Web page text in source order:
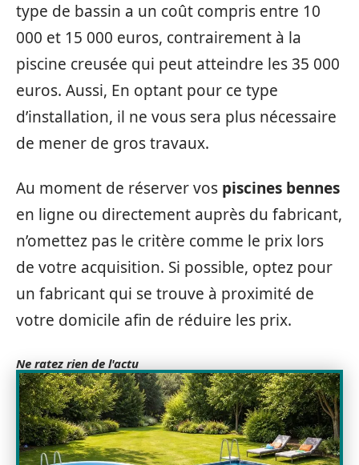
type de bassin a un coût compris entre 10
000 et 15 000 euros, contrairement à la
piscine creusée qui peut atteindre les 35 000
euros. Aussi, En optant pour ce type
d’installation, il ne vous sera plus nécessaire
de mener de gros travaux.
Au moment de réserver vos piscines bennes
en ligne ou directement auprès du fabricant,
n’omettez pas le critère comme le prix lors
de votre acquisition. Si possible, optez pour
un fabricant qui se trouve à proximité de
votre domicile afin de réduire les prix.
Ne ratez rien de l'actu